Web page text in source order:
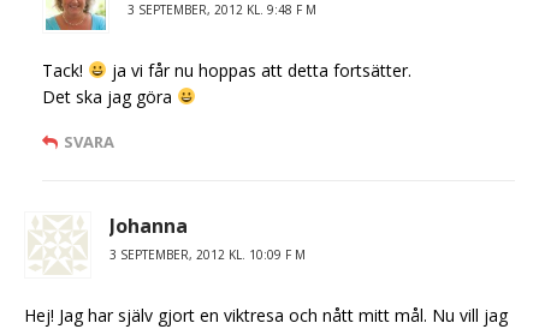
3 SEPTEMBER, 2012 KL. 9:48 F M
Tack!
ja vi får nu hoppas att detta fortsätter.
Det ska jag göra
SVARA
Johanna
3 SEPTEMBER, 2012 KL. 10:09 F M
Hej! Jag har själv gjort en viktresa och nått mitt mål. Nu vill jag